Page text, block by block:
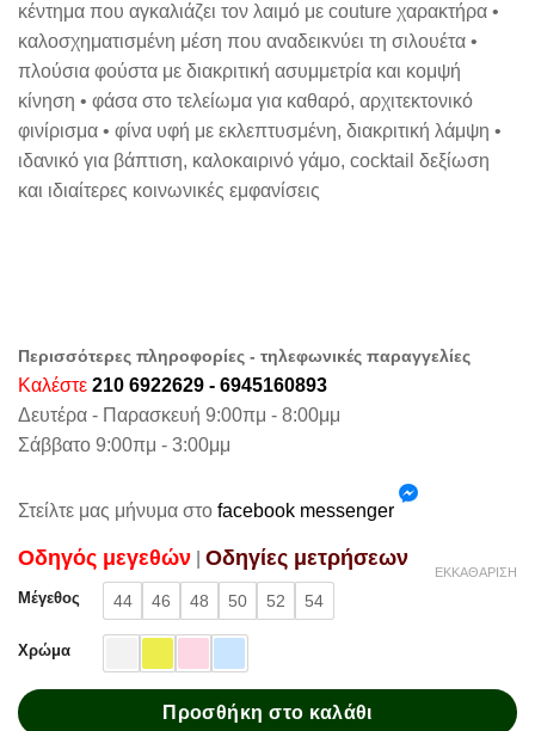
κέντημα που αγκαλιάζει τον λαιμό με couture χαρακτήρα •
καλοσχηματισμένη μέση που αναδεικνύει τη σιλουέτα •
πλούσια φούστα με διακριτική ασυμμετρία και κομψή
κίνηση • φάσα στο τελείωμα για καθαρό, αρχιτεκτονικό
φινίρισμα • φίνα υφή με εκλεπτυσμένη, διακριτική λάμψη •
ιδανικό για βάπτιση, καλοκαιρινό γάμο, cocktail δεξίωση
και ιδιαίτερες κοινωνικές εμφανίσεις
Περισσότερες πληροφορίες - τηλεφωνικές παραγγελίες
Καλέστε 210 6922629 - 6945160893
Δευτέρα - Παρασκευή 9:00πμ - 8:00μμ
Σάββατο 9:00πμ - 3:00μμ
Στείλτε μας μήνυμα στο facebook messenger
Oδηγός μεγεθών Oδηγίες μετρήσεων
Μέγεθος 44 46 48 50 52 54
Χρώμα
ΕΚΚΑΘΆΡΙΣΗ
Προσθήκη στο καλάθι